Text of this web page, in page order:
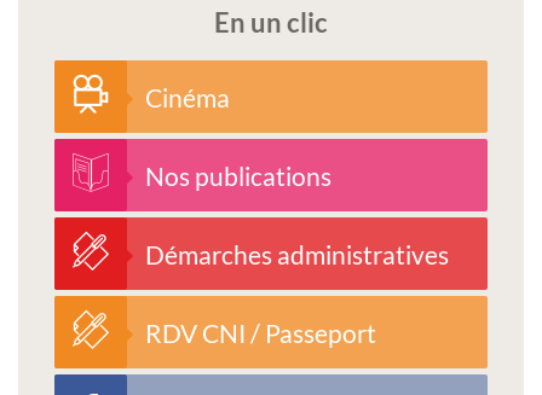
En un clic
Cinéma
Nos publications
Démarches administratives
RDV CNI / Passeport